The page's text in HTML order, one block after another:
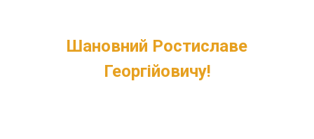
Шановний Ростиславе
Георгійовичу!